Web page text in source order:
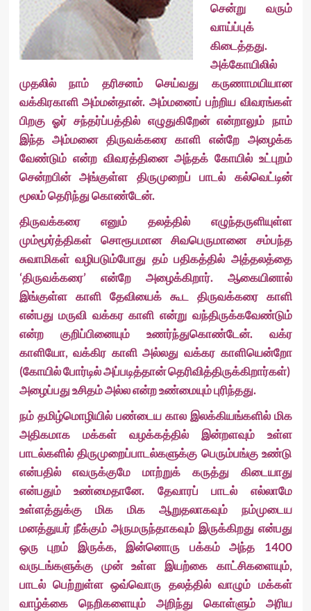
சென்று வரும்
வாய்ப்புக்
கிடைத்தது.
அக்கோயிலில்
முதலில் நாம் தரிசனம் செய்வது கருணாமயியான
வக்கிரகாளி அம்மன்தான். அம்மனைப் பற்றிய விவரங்கள்
பிறகு ஓர் சந்தர்ப்பத்தில் எழுதுகிறேன் என்றாலும் நாம்
இந்த அம்மனை திருவக்கரை காளி என்றே அழைக்க
வேண்டும் என்ற விவரத்தினை அந்தக் கோயில் உட்புறம்
சென்றபின் அங்குள்ள திருமுறைப் பாடல் கல்வெட்டின்
மூலம் தெரிந்து கொண்டேன்.
திருவக்கரை எனும் தலத்தில் எழுந்தருளியுள்ள
மும்மூர்த்திகள் சொரூபமான சிவபெருமானை சம்பந்த
சுவாமிகள் வழிபடும்போது தம் பதிகத்தில் அத்தலத்தை
‘திருவக்கரை’ என்றே அழைக்கிறார். ஆகையினால்
இங்குள்ள காளி தேவியைக் கூட திருவக்கரை காளி
என்பது மருவி வக்கர காளி என்று வந்திருக்கவேண்டும்
என்ற குறிப்பினையும் உணர்ந்துகொண்டேன். வக்ர
காளியோ, வக்கிர காளி அல்லது வக்கர காளியென்றோ
(கோயில் போர்டில் அப்படித்தான் தெரிவித்திருக்கிறார்கள்)
அழைப்பது உசிதம் அல்ல என்ற உண்மையும் புரிந்தது.
நம் தமிழ்மொழியில் பண்டைய கால இலக்கியங்களில் மிக
அதிகமாக மக்கள் வழக்கத்தில் இன்றளவும் உள்ள
பாடல்களில் திருமுறைப்பாடல்களுக்கு பெரும்பங்கு உண்டு
என்பதில் எவருக்குமே மாற்றுக் கருத்து கிடையாது
என்பதும் உண்மைதானே. தேவாரப் பாடல் எல்லாமே
உள்ளத்துக்கு மிக மிக ஆறுதலாகவும் நம்முடைய
மனத்துயர் நீக்கும் அருமருந்தாகவும் இருக்கிறது என்பது
ஒரு புறம் இருக்க, இன்னொரு பக்கம் அந்த 1400
வருடங்களுக்கு முன் உள்ள இயற்கை காட்சிகளையும்,
பாடல் பெற்றுள்ள ஒவ்வொரு தலத்தில் வாழும் மக்கள்
வாழ்க்கை நெறிகளையும் அறிந்து கொள்ளும் அரிய